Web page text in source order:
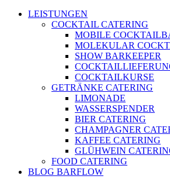
LEISTUNGEN
COCKTAIL CATERING
MOBILE
MOLEKULAR
SHOW BARKEEPER
COCKTAILKURSE
GETRÄNKE CATERING
LIMONADE
WASSERSPENDER
BIER CATERING
CHAMPAGNER
KAFFEE CATERING
GLÜHWEIN
FOOD CATERING
BLOG BARFLOW